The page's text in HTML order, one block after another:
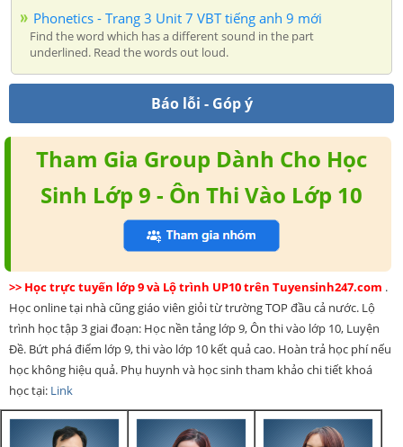
Phonetics - Trang 3 Unit 7 VBT tiếng anh 9 mới
Find the word which has a different sound in the part
underlined. Read the words out loud.
Báo lỗi - Góp ý
Tham Gia Group Dành Cho Học
Sinh Lớp 9 - Ôn Thi Vào Lớp 10
>> Học trực tuyến lớp 9 và Lộ trình UP10 trên Tuyensinh247.com .
Học online tại nhà cũng giáo viên giỏi từ trường TOP đầu cả nước. Lộ
trình học tập 3 giai đoạn: Học nền tảng lớp 9, Ôn thi vào lớp 10, Luyện
Đề. Bứt phá điểm lớp 9, thi vào lớp 10 kết quả cao. Hoàn trả học phí nếu
học không hiệu quả. Phụ huynh và học sinh tham khảo chi tiết khoá
học tại: Link